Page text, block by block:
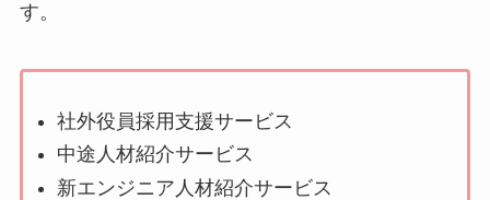
す。
社外役員採用支援サービス
中途人材紹介サービス
新エンジニア人材紹介サービス